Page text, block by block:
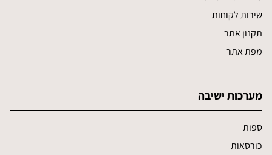
שירות לקוחות
תקנון אתר
מפת אתר
מערכות ישיבה
ספות
כורסאות